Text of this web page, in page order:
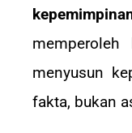
menyusun
fakta, bukan